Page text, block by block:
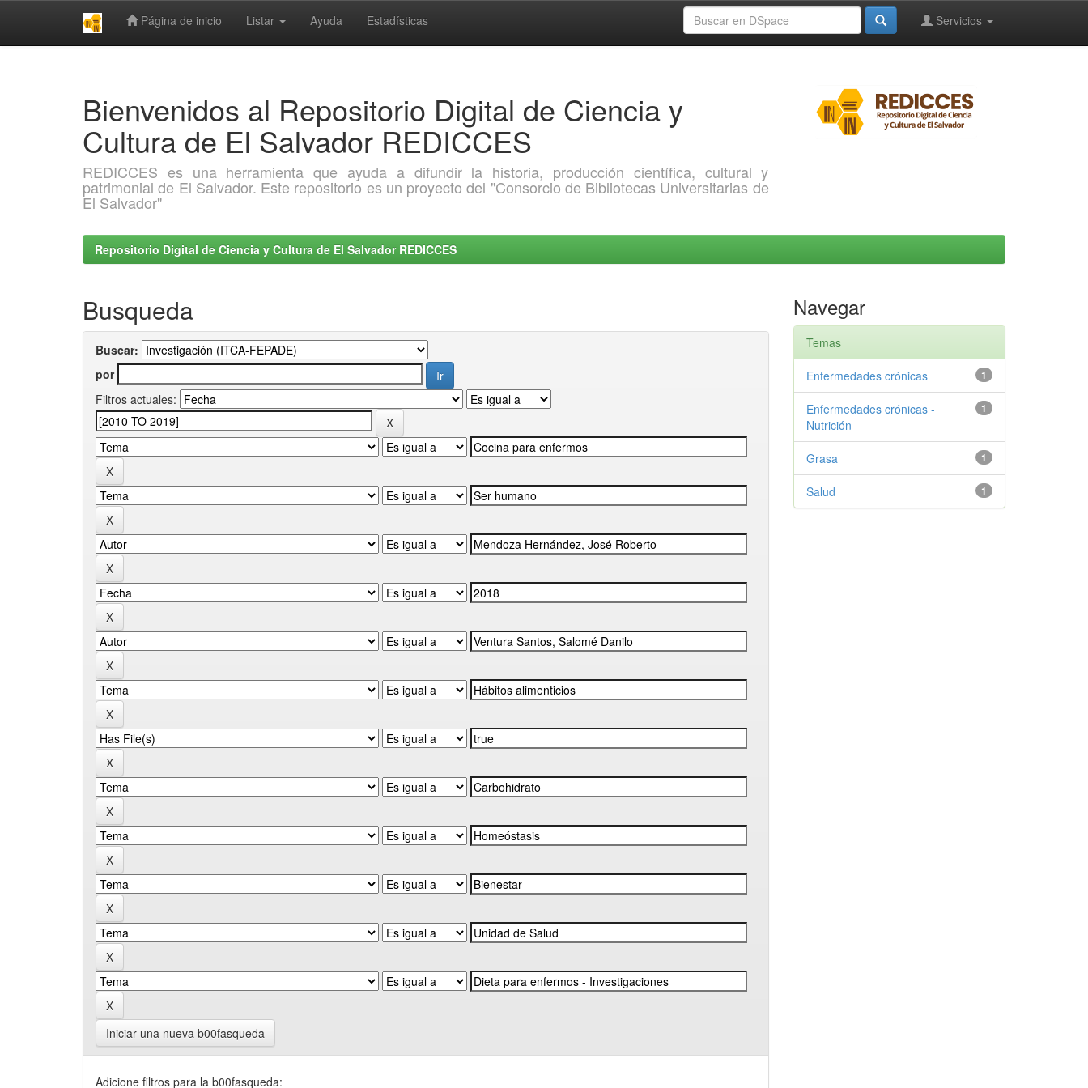
Página de inicio Listar Ayuda Estadísticas Servicios
Bienvenidos al Repositorio Digital de Ciencia y
Cultura de El Salvador REDICCES
REDICCES es una herramienta que ayuda a difundir la historia, producción científica, cultural y
patrimonial de El Salvador. Este repositorio es un proyecto del "Consorcio de Bibliotecas Universitarias de
El Salvador"
Repositorio Digital de Ciencia y Cultura de El Salvador REDICCES
Busqueda
Buscar:
por
Filtros actuales:
Iniciar una nueva b00fasqueda
Adicione filtros para la b00fasqueda:
Navegar
Temas
1
Enfermedades crónicas
1
Enfermedades crónicas -
Nutrición
1
Grasa
1
Salud